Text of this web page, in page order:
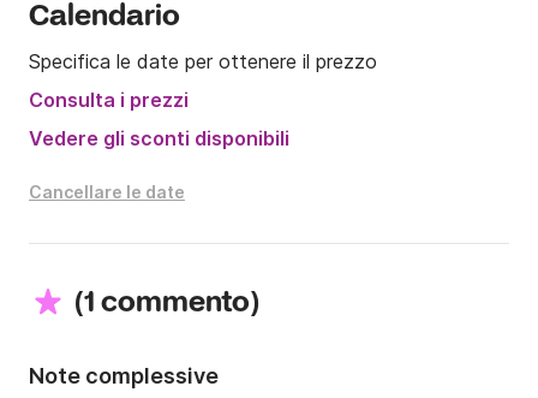
Calendario
Specifica le date per ottenere il prezzo
Consulta i prezzi
Vedere gli sconti disponibili
Cancellare le date
(1 commento)
Note complessive